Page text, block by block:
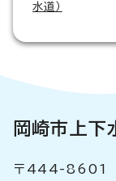
水道）
岡崎市上下
〒444-8601